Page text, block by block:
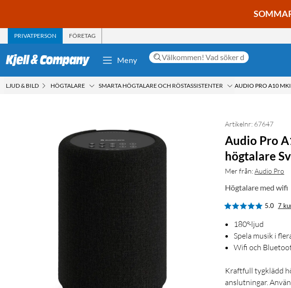
PRIVATPERSON FÖRETAG
Meny
LJUD & BILD HÖGTALARE SMARTA HÖGTALARE OCH RÖSTASSISTENTER
Artikelnr: 67647
Audio Pro
högtalare
Mer från:Audio Pro
Högtalare med wifi
5.0 7
180°-ljud
Spela musik i
Wifi och
Kraftfull tygklädd
anslutningar.